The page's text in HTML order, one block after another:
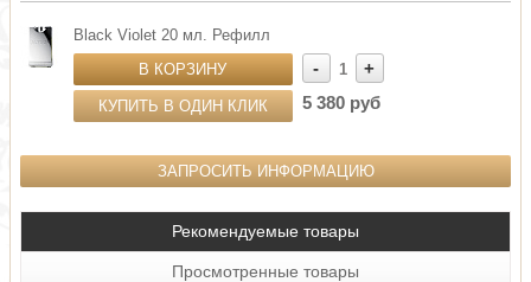
Black Violet 20 мл. Рефилл
В КОРЗИНУ
КУПИТЬ В ОДИН КЛИК
- 1
+
5 380 руб
ЗАПРОСИТЬ ИНФОРМАЦИЮ
Рекомендуемые товары
Просмотренные товары